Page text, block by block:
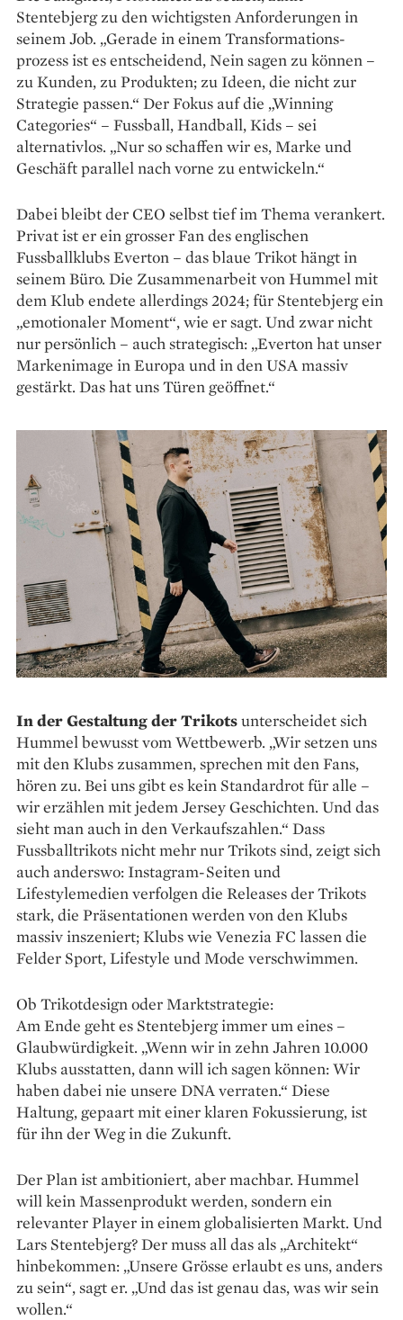
Stentebjerg zu den wichtigsten ­Anforderungen in
seinem Job. „Gerade in einem Transformations­
prozess ist es entscheidend, Nein sagen zu können –
zu Kunden, zu Produkten; zu Ideen, die nicht zur
Strategie passen.“ Der Fokus auf die „Winning
Categories“ – Fussball, Handball, Kids – sei
alternativlos. „Nur so schaffen wir es, Marke und
Geschäft parallel nach vorne zu entwickeln.“
Dabei bleibt der CEO selbst tief im Thema verankert.
Privat ist er ein grosser Fan des eng­lischen
Fussballklubs Everton – das blaue ­Trikot hängt in
seinem Büro. Die Zusammen­arbeit von Hummel mit
dem Klub endete allerdings 2024; für Stente­bjerg ein
„emotionaler Moment“, wie er sagt. Und zwar nicht
nur persönlich – auch strate­gisch: „Everton hat unser
Markenimage in ­Europa und in den USA massiv
gestärkt. Das hat uns ­Türen geöffnet.“
In der Gestaltung der Trikots­unterscheidet sich
Hummel bewusst vom Wettbewerb. „Wir ­setzen uns
mit den Klubs zusammen, sprechen mit den Fans,
hören zu. Bei uns gibt es kein Standardrot für alle –
wir erzählen mit jedem ­Jersey Geschichten. Und das
sieht man auch in den Verkaufszahlen.“ Dass
Fussballtrikots nicht mehr nur Trikots sind, zeigt sich
auch anderswo: Insta­gram-Seiten und
Lifestylemedien verfolgen die Releases der Trikots
stark, die Präsentationen werden von den Klubs
massiv inszeniert; Klubs wie Venezia FC lassen die
Felder Sport, Lifestyle und Mode verschwimmen.
Ob Trikotdesign oder Marktstrategie:
Am Ende geht es Stentebjerg immer um eines –
Glaubwürdigkeit. „Wenn wir in zehn Jahren 10.000
Klubs ausstatten, dann will ich sagen können: Wir
haben dabei nie unsere DNA verraten.“ Diese
Haltung, gepaart mit einer klaren Fokussierung, ist
für ihn der Weg in die Zukunft.
Der Plan ist ambitioniert, aber machbar. Hummel
will kein Massenprodukt werden, sondern ein
relevanter Player in einem globalisierten Markt. Und
Lars Stentebjerg? Der muss all das als „Architekt“
hinbekommen: „Unsere Grösse ­erlaubt es uns, anders
zu sein“, sagt er. „Und das ist genau das, was wir sein
wollen.“